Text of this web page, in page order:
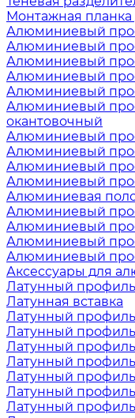
Монтажная
Алюминиевый
Алюминиевый
Алюминиевый
Алюминиевый
Алюминиевый
Алюминиевый
окантовочный
Алюминиевый
Алюминиевый
Алюминиевый
Алюминиевый
Алюминиевая
Алюминиевый
Алюминиевый
Алюминиевый
Алюминиевый
Аксессуары для
Латунный
Латунная вставка
Латунный
Латунный
Латунный
Латунный
Латунный
Латунный
Латунный